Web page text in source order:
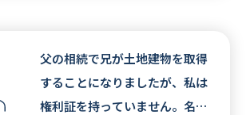
父の相続で兄が土地建物を取得
することになりましたが、私は
権利証を持っていません。名義